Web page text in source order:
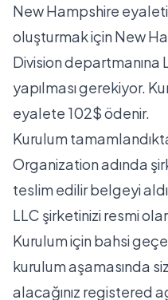
New Hampshire
oluşturmak için New
Division departmanına
yapılması gerekiyor.
eyalete 102$ ödenir.
Kurulum
Organization adında
teslim edilir belgeyi
LLC şirketinizi resmi
Kurulum için bahsi
kurulum aşamasında
alacağınız registered